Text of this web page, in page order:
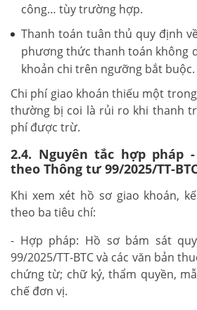
công… tùy trường hợp.
Thanh toán tuân thủ quy định
phương thức thanh toán không
khoản chi trên ngưỡng bắt buộc.
Chi phí giao khoán thiếu một
thường bị coi là rủi ro khi thanh
phí được trừ.
2.4. Nguyên tắc hợp pháp
theo Thông tư 99/2025/TT-
Khi xem xét hồ sơ giao khoán,
theo ba tiêu chí:
- Hợp pháp: Hồ sơ bám sát
99/2025/TT-BTC và các văn bản
chứng từ; chữ ký, thẩm quyền,
chế đơn vị.